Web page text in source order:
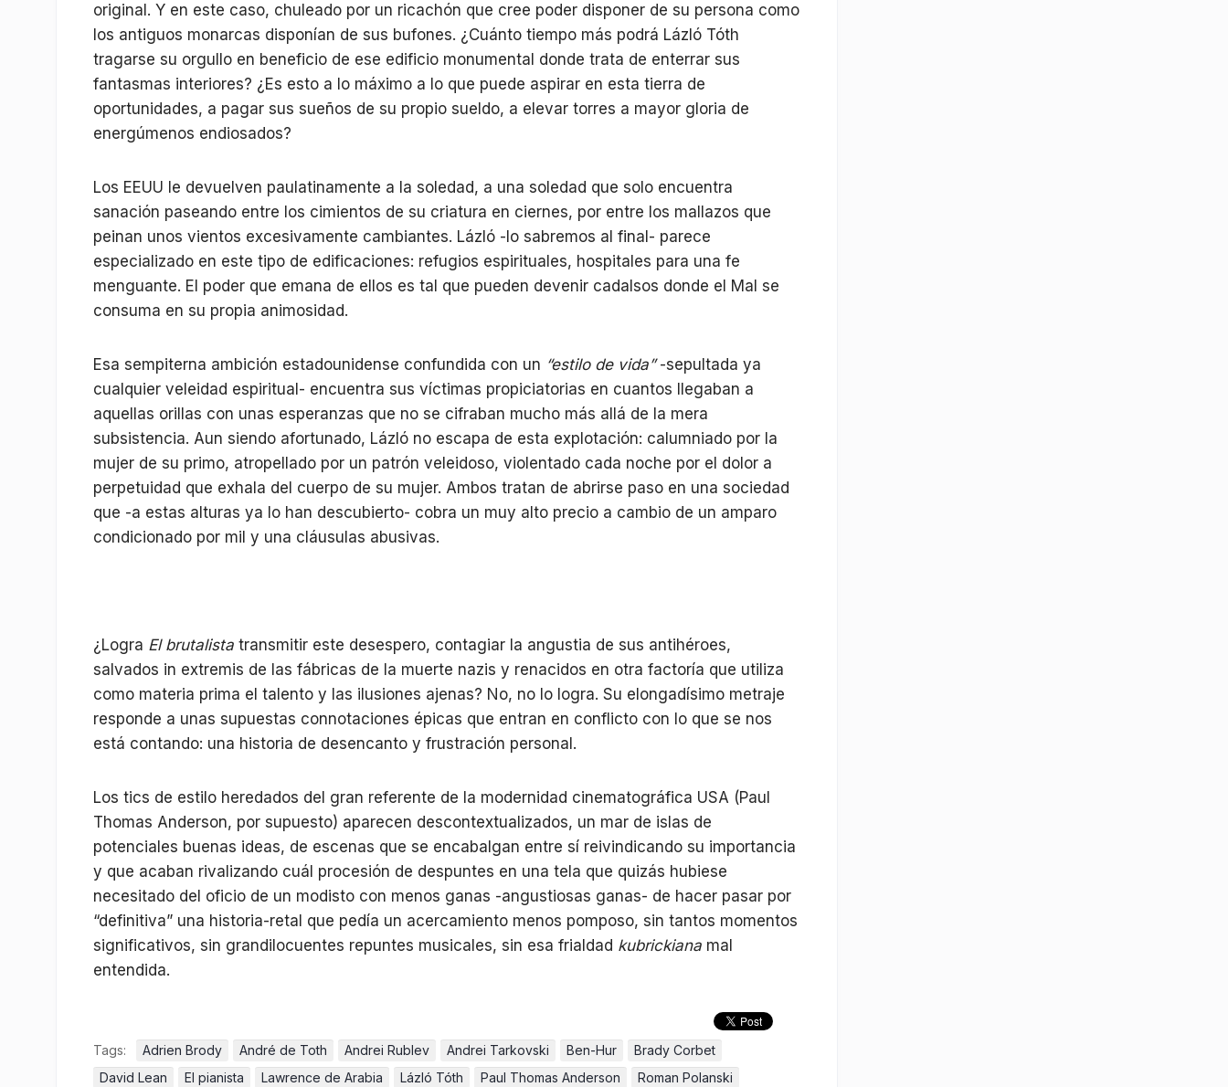
original. Y en este caso, chuleado por un ricachón que cree poder disponer de su persona como
los antiguos monarcas disponían de sus bufones. ¿Cuánto tiempo más podrá Lázló Tóth
tragarse su orgullo en beneficio de ese edificio monumental donde trata de enterrar sus
fantasmas interiores? ¿Es esto a lo máximo a lo que puede aspirar en esta tierra de
oportunidades, a pagar sus sueños de su propio sueldo, a elevar torres a mayor gloria de
energúmenos endiosados?
Los EEUU le devuelven paulatinamente a la soledad, a una soledad que solo encuentra
sanación paseando entre los cimientos de su criatura en ciernes, por entre los mallazos que
peinan unos vientos excesivamente cambiantes. Lázló -lo sabremos al final- parece
especializado en este tipo de edificaciones: refugios espirituales, hospitales para una fe
menguante. El poder que emana de ellos es tal que pueden devenir cadalsos donde el Mal se
consuma en su propia animosidad.
Esa sempiterna ambición estadounidense confundida con un “estilo de vida”-sepultada ya
cualquier veleidad espiritual- encuentra sus víctimas propiciatorias en cuantos llegaban a
aquellas orillas con unas esperanzas que no se cifraban mucho más allá de la mera
subsistencia. Aun siendo afortunado, Lázló no escapa de esta explotación: calumniado por la
mujer de su primo, atropellado por un patrón veleidoso, violentado cada noche por el dolor a
perpetuidad que exhala del cuerpo de su mujer. Ambos tratan de abrirse paso en una sociedad
que -a estas alturas ya lo han descubierto- cobra un muy alto precio a cambio de un amparo
condicionado por mil y una cláusulas abusivas.
¿Logra El brutalista transmitir este desespero, contagiar la angustia de sus antihéroes,
salvados in extremis de las fábricas de la muerte nazis y renacidos en otra factoría que utiliza
como materia prima el talento y las ilusiones ajenas? No, no lo logra. Su elongadísimo metraje
responde a unas supuestas connotaciones épicas que entran en conflicto con lo que se nos
está contando: una historia de desencanto y frustración personal.
Los tics de estilo heredados del gran referente de la modernidad cinematográfica USA (Paul
Thomas Anderson, por supuesto) aparecen descontextualizados, un mar de islas de
potenciales buenas ideas, de escenas que se encabalgan entre sí reivindicando su importancia
y que acaban rivalizando cuál procesión de despuntes en una tela que quizás hubiese
necesitado del oficio de un modisto con menos ganas -angustiosas ganas- de hacer pasar por
“definitiva” una historia-retal que pedía un acercamiento menos pomposo, sin tantos momentos
significativos, sin grandilocuentes repuntes musicales, sin esa frialdad kubrickiana mal
entendida.
Tags: Adrien Brody André de Toth Andrei Rublev Andrei Tarkovski Ben-Hur
Brady Corbet
David Lean
El pianista Lawrence de Arabia Lázló Tóth Paul Thomas Anderson Roman Polanski